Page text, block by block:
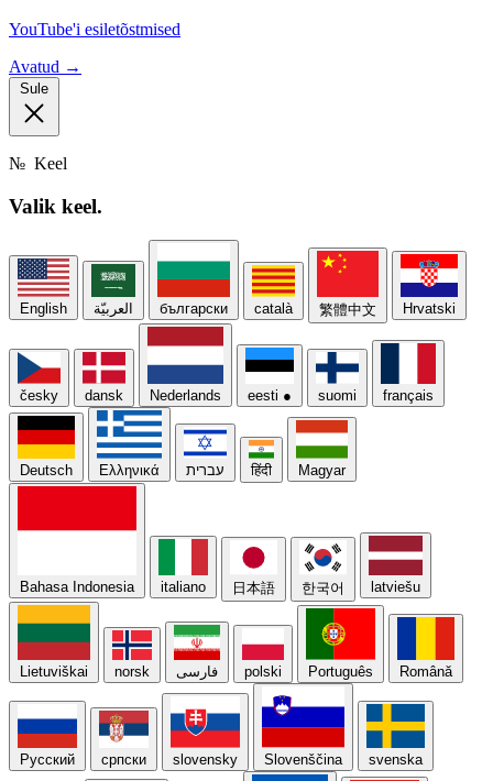
YouTube'i esiletõstmised
Avatud →
Sule
№ Keel
Valik keel.
English العربيّة български català 繁體中文 Hrvatski
česky dansk Nederlands eesti ● suomi français
Deutsch Ελληνικά עברית हिंदी Magyar
Bahasa Indonesia italiano 日本語 한국어 latviešu
Lietuviškai norsk فارسی polski Português Română
Русский српски slovensky Slovenščina svenska